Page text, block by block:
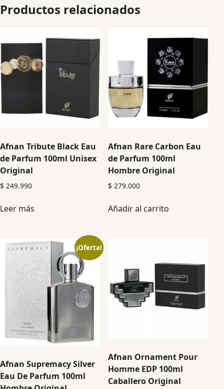
Productos relacionados
Afnan Tribute Black Eau
de Parfum 100ml Unisex
Original
$ 249.990
Leer más
Afnan Rare Carbon Eau
de Parfum 100ml
Hombre Original
$ 279.000
Añadir al carrito
¡Oferta!
Afnan Supremacy Silver
Eau De Parfum 100ml
Afnan Ornament Pour
Homme EDP 100ml
Caballero Original